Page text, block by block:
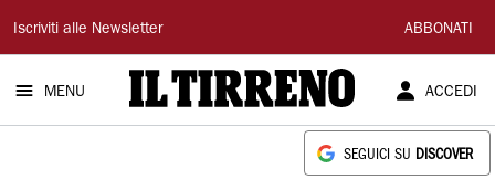
Il
Tirreno
Iscriviti alle Newsletter ABBONATI
MENU ACCEDI
SEGUICI SU DISCOVER